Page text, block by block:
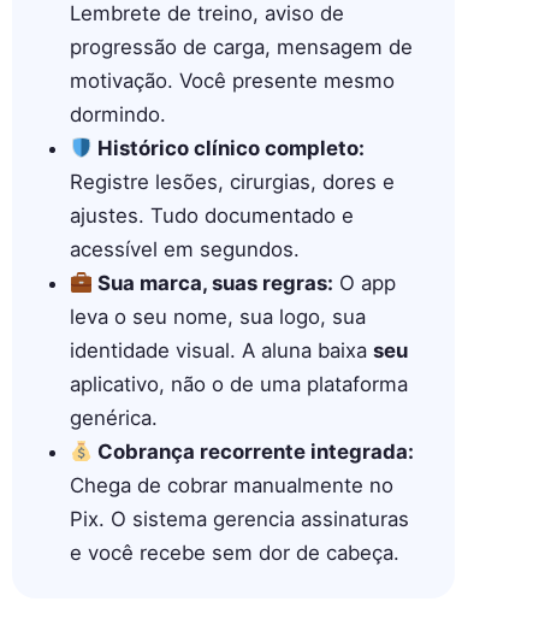
Lembrete de treino, aviso de
progressão de carga, mensagem de
motivação. Você presente mesmo
dormindo.
Histórico clínico completo:
Registre lesões, cirurgias, dores e
ajustes. Tudo documentado e
acessível em segundos.
Sua marca, suas regras: O app
leva o seu nome, sua logo, sua
identidade visual. A aluna baixa seu
aplicativo, não o de uma plataforma
genérica.
Cobrança recorrente integrada:
Chega de cobrar manualmente no
Pix. O sistema gerencia assinaturas
e você recebe sem dor de cabeça.